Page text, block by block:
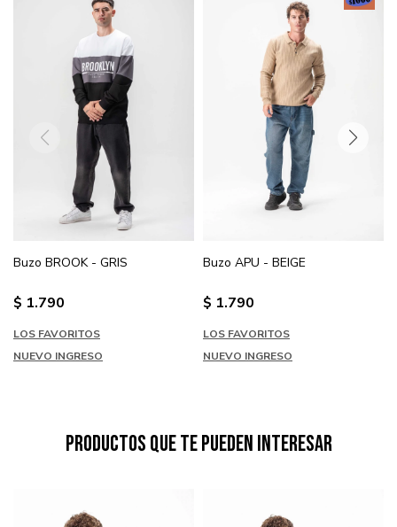
Buzo BROOK - GRIS
$ 1.790
LOS FAVORITOS
NUEVO INGRESO
Buzo APU - BEIGE
$ 1.790
LOS FAVORITOS
NUEVO INGRESO
Productos que te pueden interesar